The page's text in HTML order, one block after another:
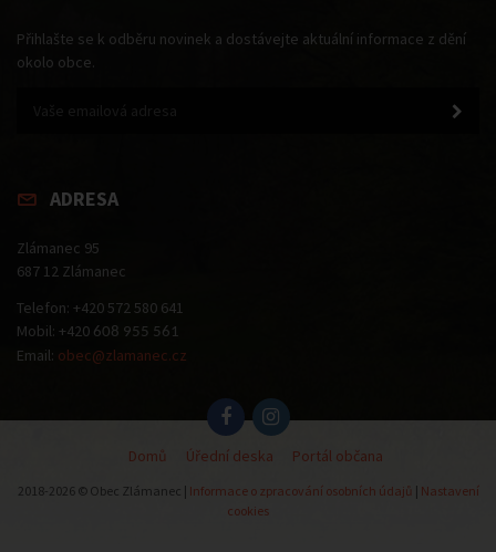
Přihlašte se k odběru novinek a dostávejte aktuální informace z dění
okolo obce.
ADRESA
Zlámanec 95
687 12 Zlámanec
Telefon: +420 572 580 641
Mobil: +420 608 955 561
Email: obec@zlamanec.cz
Domů Úřední deska Portál občana
2018-2026 © Obec Zlámanec | Informace o zpracování osobních údajů | Nastavení
cookies